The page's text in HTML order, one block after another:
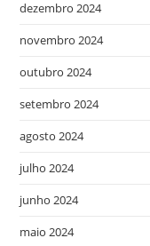
dezembro 2024
novembro 2024
outubro 2024
setembro 2024
agosto 2024
julho 2024
junho 2024
maio 2024